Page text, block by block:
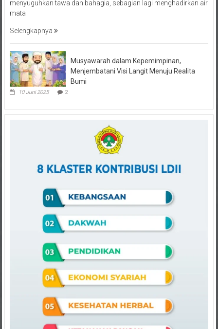
menyuguhkan tawa dan bahagia, sebagian lagi menghadirkan air
mata
Selengkapnya
Musyawarah dalam Kepemimpinan,
Menjembatani Visi Langit Menuju Realita
Bumi
10 Juni 2025 2